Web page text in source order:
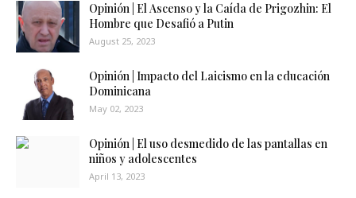
Opinión | El Ascenso y la Caída de Prigozhin: El
Hombre que Desafió a Putin
August 25, 2023
Opinión | Impacto del Laicismo en la educación
Dominicana
May 02, 2023
Opinión | El uso desmedido de las pantallas en
niños y adolescentes
April 13, 2023